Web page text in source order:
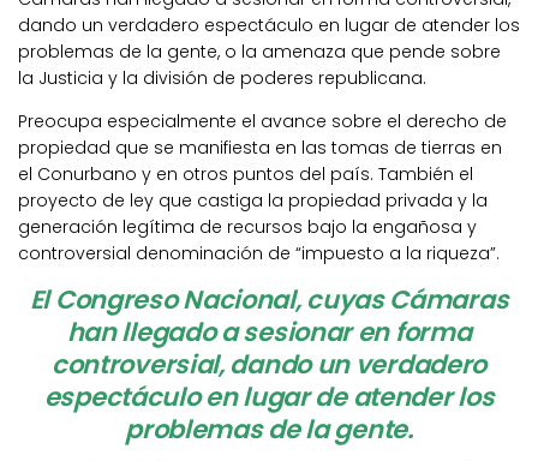
dando un verdadero espectáculo en lugar de atender los
problemas de la gente, o la amenaza que pende sobre
la Justicia y la división de poderes republicana.
Preocupa especialmente el avance sobre el derecho de
propiedad que se manifiesta en las tomas de tierras en
el Conurbano y en otros puntos del país. También el
proyecto de ley que castiga la propiedad privada y la
generación legítima de recursos bajo la engañosa y
controversial denominación de “impuesto a la riqueza”.
El Congreso Nacional, cuyas Cámaras
han llegado a sesionar en forma
controversial, dando un verdadero
espectáculo en lugar de atender los
problemas de la gente.